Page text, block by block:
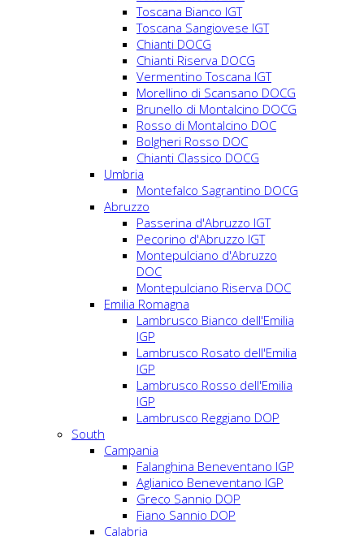
Toscana Bianco IGT
Toscana Sangiovese IGT
Chianti DOCG
Chianti Riserva DOCG
Vermentino Toscana IGT
Morellino di Scansano DOCG
Brunello di Montalcino DOCG
Rosso di Montalcino DOC
Bolgheri Rosso DOC
Chianti Classico DOCG
Umbria
Montefalco Sagrantino DOCG
Abruzzo
Passerina d'Abruzzo IGT
Pecorino d'Abruzzo IGT
Montepulciano d'Abruzzo
DOC
Montepulciano Riserva DOC
Emilia Romagna
Lambrusco Bianco dell'Emilia
IGP
Lambrusco Rosato dell'Emilia
IGP
Lambrusco Rosso dell'Emilia
IGP
Lambrusco Reggiano DOP
South
Campania
Falanghina Beneventano IGP
Aglianico Beneventano IGP
Greco Sannio DOP
Fiano Sannio DOP
Calabria